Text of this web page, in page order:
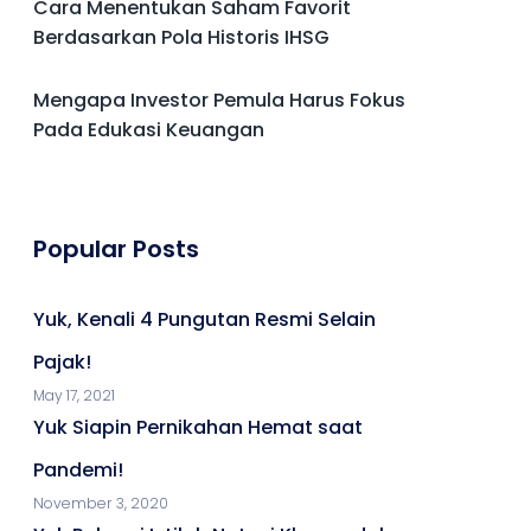
Cara Menentukan Saham Favorit
Berdasarkan Pola Historis IHSG
Mengapa Investor Pemula Harus Fokus
Pada Edukasi Keuangan
Popular Posts
Yuk, Kenali 4 Pungutan Resmi Selain
Pajak!
May 17, 2021
Yuk Siapin Pernikahan Hemat saat
Pandemi!
November 3, 2020